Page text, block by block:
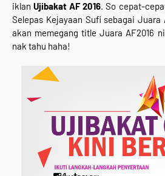
iklanUjibakat AF 2016. So cepat-
Selepas Kejayaan Sufi sebagai Juara
akan memegang title Juara AF2016
nak tahu haha!